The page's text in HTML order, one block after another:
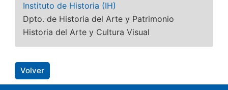
Instituto de Historia (IH)
Dpto. de Historia del Arte y Patrimonio
Historia del Arte y Cultura Visual
Volver